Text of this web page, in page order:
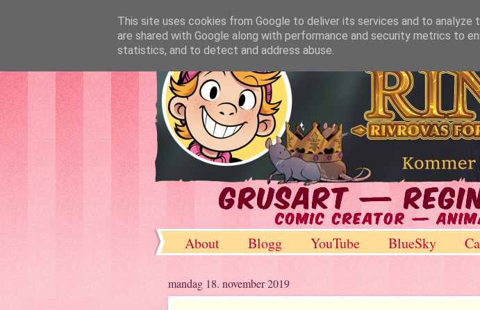
About Blogg YouTube BlueSky
mandag 18. november 2019
This site uses cookies from Google to deliver its services and to analyze
are shared with Google along with performance and security metrics to
statistics, and to detect and address abuse.